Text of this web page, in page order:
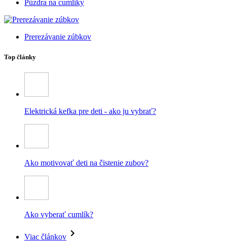
Púzdra na cumlíky
Prerezávanie zúbkov
Top články
Elektrická kefka pre deti - ako ju vybrať?
Ako motivovať deti na čistenie zubov?
Ako vyberať cumlík?
Viac článkov